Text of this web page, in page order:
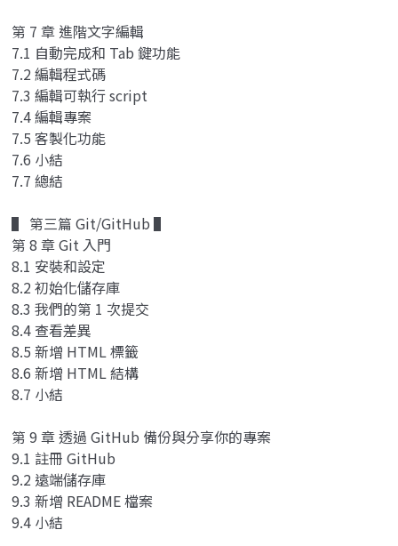
第 7 章 進階文字編輯
7.1 自動完成和 Tab 鍵功能
7.2 編輯程式碼
7.3 編輯可執行 script
7.4 編輯專案
7.5 客製化功能
7.6 小結
7.7 總結
▌ 第三篇 Git/GitHub ▌
第 8 章 Git 入門
8.1 安裝和設定
8.2 初始化儲存庫
8.3 我們的第 1 次提交
8.4 查看差異
8.5 新增 HTML 標籤
8.6 新增 HTML 結構
8.7 小結
第 9 章 透過 GitHub 備份與分享你的專案
9.1 註冊 GitHub
9.2 遠端儲存庫
9.3 新增 README 檔案
9.4 小結